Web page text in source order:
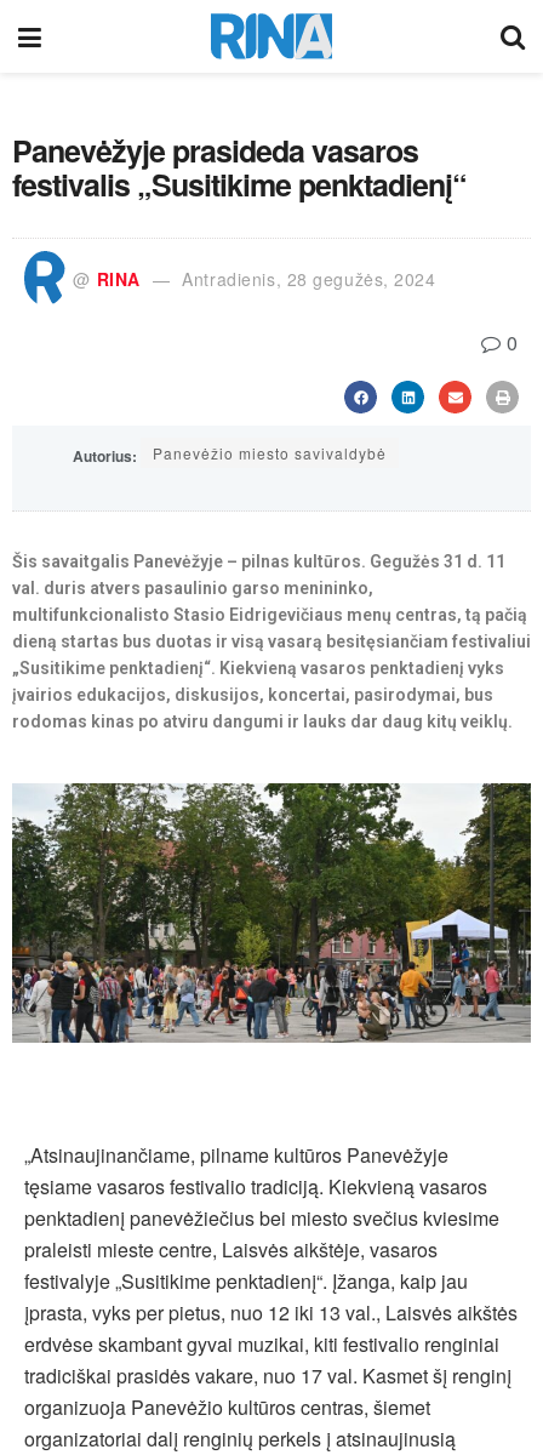
Panevėžyje prasideda vasaros
festivalis „Susitikime penktadienį“
@ RINA Antradienis, 28 gegužės, 2024
0
Autorius: Panevėžio miesto savivaldybė
Šis savaitgalis Panevėžyje – pilnas kultūros. Gegužės 31 d. 11
val. duris atvers pasaulinio garso menininko,
multifunkcionalisto Stasio Eidrigevičiaus menų centras, tą pačią
dieną startas bus duotas ir visą vasarą besitęsiančiam festivaliui
„Susitikime penktadienį“. Kiekvieną vasaros penktadienį vyks
įvairios edukacijos, diskusijos, koncertai, pasirodymai, bus
rodomas kinas po atviru dangumi ir lauks dar daug kitų veiklų.
„Atsinaujinančiame, pilname kultūros Panevėžyje
tęsiame vasaros festivalio tradiciją. Kiekvieną vasaros
penktadienį panevėžiečius bei miesto svečius kviesime
praleisti mieste centre, Laisvės aikštėje, vasaros
festivalyje „Susitikime penktadienį“. Įžanga, kaip jau
įprasta, vyks per pietus, nuo 12 iki 13 val., Laisvės aikštės
erdvėse skambant gyvai muzikai, kiti festivalio renginiai
tradiciškai prasidės vakare, nuo 17 val. Kasmet šį renginį
organizuoja Panevėžio kultūros centras, šiemet
organizatoriai dalį renginių perkels į atsinaujinusią